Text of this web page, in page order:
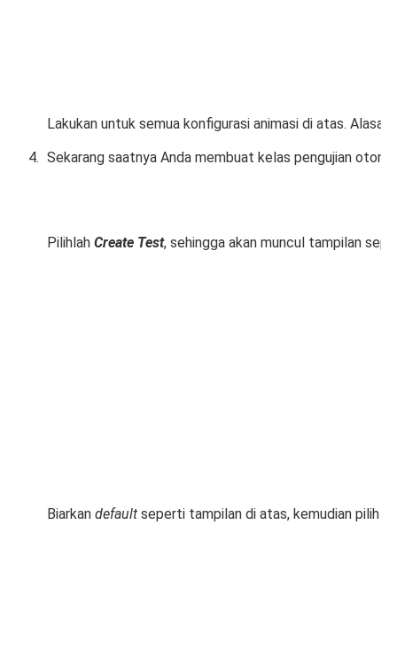
Lakukan untuk semua konfigurasi animasi di atas.
Sekarang saatnya Anda membuat kelas pengujian
Pilihlah Create Test, sehingga akan muncul tampilan
Biarkan default seperti tampilan di atas, kemudian pilih